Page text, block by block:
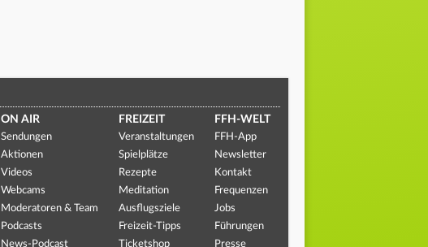
ON AIR
Sendungen
Aktionen
Videos
Webcams
Moderatoren & Team
Podcasts
News-Podcast
FREIZEIT
Veranstaltungen
Spielplätze
Rezepte
Meditation
Ausflugsziele
Freizeit-Tipps
Ticketshop
FFH-WELT
FFH-App
Newsletter
Kontakt
Frequenzen
Jobs
Führungen
Presse